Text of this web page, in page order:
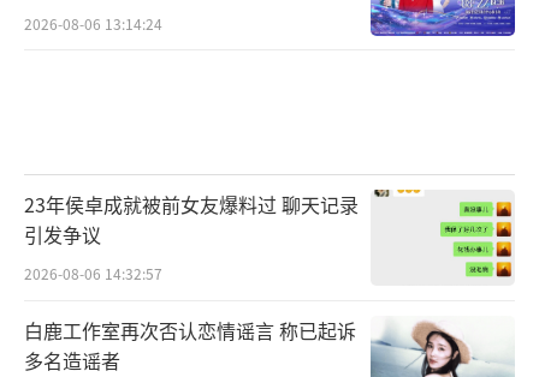
2026-08-06 13:14:24
23年侯卓成就被前女友爆料过 聊天记录
引发争议
2026-08-06 14:32:57
白鹿工作室再次否认恋情谣言 称已起诉
多名造谣者